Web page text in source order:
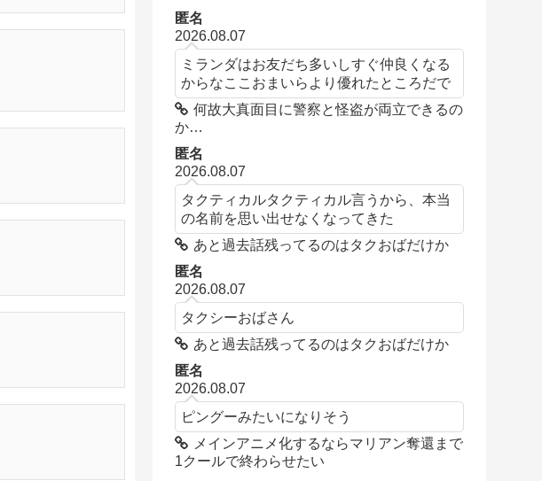
匿名
2026.08.07
ミランダはお友だち多いしすぐ仲良くなる
からなここおまいらより優れたところだで
何故大真面目に警察と怪盗が両立できるの
か…
匿名
2026.08.07
タクティカルタクティカル言うから、本当
の名前を思い出せなくなってきた
あと過去話残ってるのはタクおばだけか
匿名
2026.08.07
タクシーおばさん
あと過去話残ってるのはタクおばだけか
匿名
2026.08.07
ピングーみたいになりそう
メインアニメ化するならマリアン奪還まで
1クールで終わらせたい